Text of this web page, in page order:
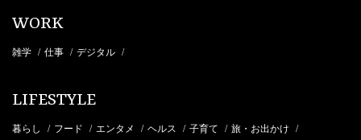
WORK
雑学 / 仕事 / デジタル /
LIFESTYLE
暮らし / フード / エンタメ / ヘルス / 子育て / 旅・お出かけ /